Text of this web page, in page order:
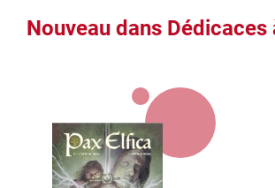
Nouveau dans Dédicaces